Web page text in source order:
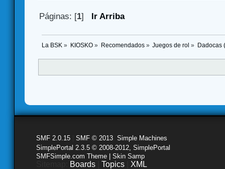
Páginas: [1] Ir Arriba
La BSK » KIOSKO» Recomendados» Juegos de rol » Dadocas
SMF 2.0.15 SMF © 2013 Simple Machines
SimplePortal 2.3.5 © 2008-2012, SimplePortal
SMFSimple.com Theme | Skin Samp
Boards Topics XML